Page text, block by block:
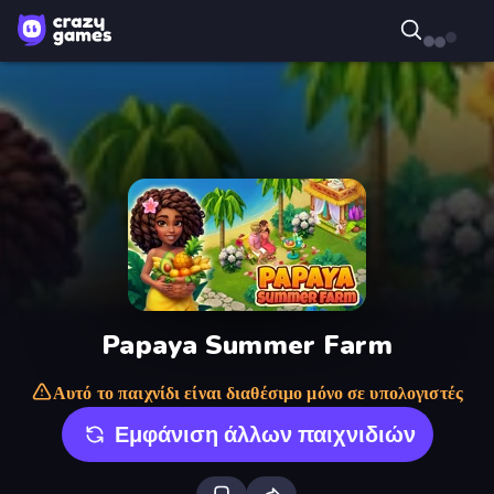
Papaya Summer Farm
Αυτό το παιχνίδι είναι διαθέσιμο μόνο σε υπολογιστές
Εμφάνιση άλλων παιχνιδιών